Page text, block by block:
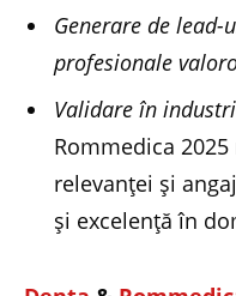
Generare de
profesionale
Validare în
Rommedica
relevanței și
și excelență în